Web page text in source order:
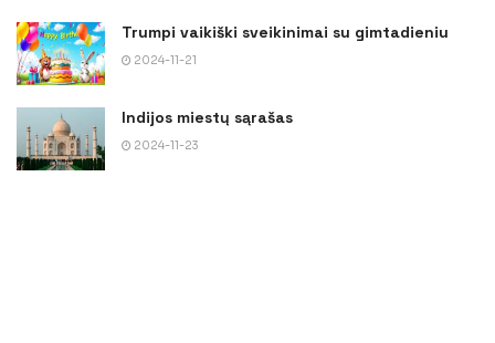
Trumpi vaikiški sveikinimai su gimtadieniu
2024-11-21
Indijos miestų sąrašas
2024-11-23